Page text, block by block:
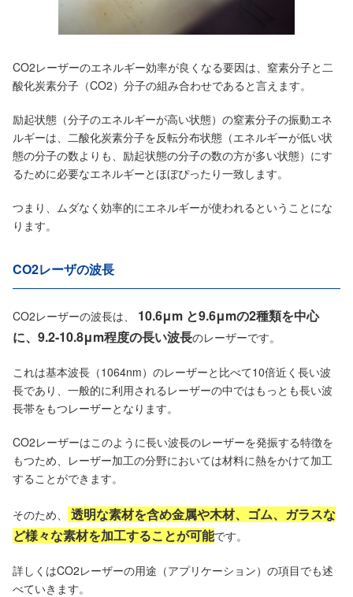
CO2レーザーのエネルギー効率が良くなる要因は、窒素分子と二
酸化炭素分子（CO2）分子の組み合わせであると言えます。
励起状態（分子のエネルギーが高い状態）の窒素分子の振動エネ
ルギーは、二酸化炭素分子を反転分布状態（エネルギーが低い状
態の分子の数よりも、励起状態の分子の数の方が多い状態）にす
るために必要なエネルギーとほぼぴったり一致します。
つまり、ムダなく効率的にエネルギーが使われるということにな
ります。
CO2レーザの波長
CO2レーザーの波長は、
10.6μm と9.6μmの2種類を中心
に、9.2-10.8μm程度の長い波長のレーザーです。
これは基本波長（1064nm）のレーザーと比べて10倍近く長い波
長であり、一般的に利用されるレーザーの中ではもっとも長い波
長帯をもつレーザーとなります。
CO2レーザーはこのように長い波長のレーザーを発振する特徴を
もつため、レーザー加工の分野においては材料に熱をかけて加工
することができます。
そのため、
透明な素材を含め金属や木材、ゴム、ガラスな
ど様々な素材を加工することが可能です。
詳しくはCO2レーザーの用途（アプリケーション）の項目でも述
べていきます。